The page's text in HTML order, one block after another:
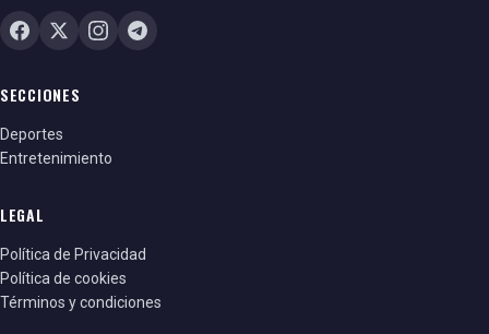
SECCIONES
Deportes
Entretenimiento
LEGAL
Política de Privacidad
Política de cookies
Términos y condiciones